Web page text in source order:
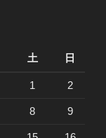
土 日
1 2
8 9